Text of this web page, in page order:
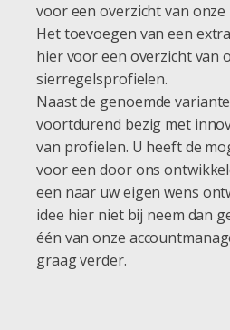
voor een overzicht van
Het toevoegen van een
hier voor een overzicht van
sierregelsprofielen.
Naast de genoemde
voortdurend bezig met
van profielen. U heeft de
voor een door ons
een naar uw eigen wens
idee hier niet bij neem dan
één van onze
graag verder.